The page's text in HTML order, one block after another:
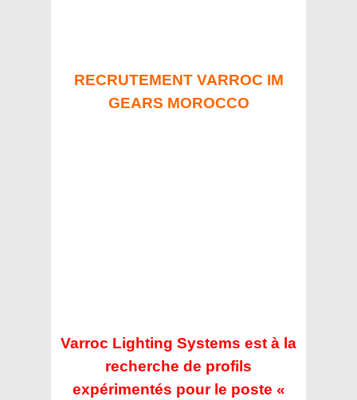
RECRUTEMENT VARROC IM
GEARS MOROCCO
Varroc Lighting Systems est à la
recherche de profils
expérimentés pour le poste «